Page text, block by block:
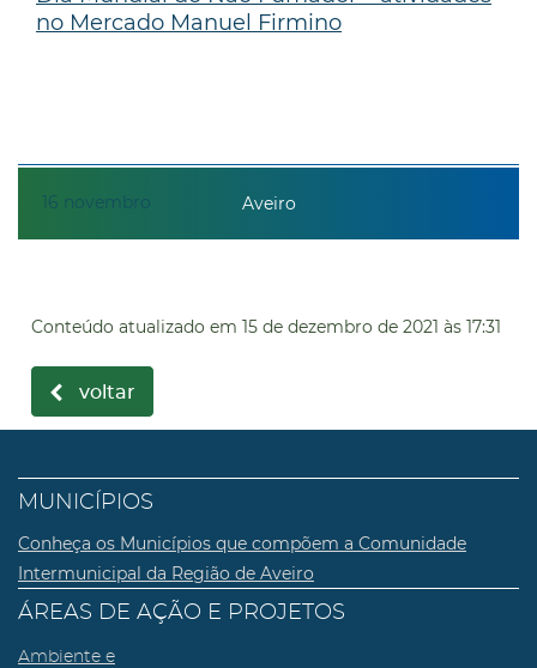
16 novembro
no Mercado Manuel Firmino
Aveiro
Conteúdo atualizado em 15 de dezembro de 2021 às 17:31
voltar
MUNICÍPIOS
Conheça os Municípios que compõem a Comunidade
Intermunicipal da Região de Aveiro
ÁREAS DE AÇÃO E PROJETOS
Ambiente e